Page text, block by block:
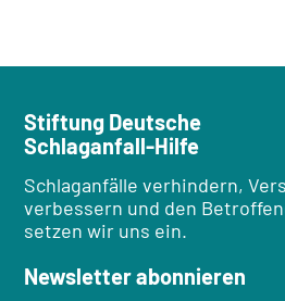
Stiftung Deutsche
Schlaganfall-Hilfe
Schlaganfälle verhindern,
verbessern und den
setzen wir uns ein.
Newsletter abonnieren